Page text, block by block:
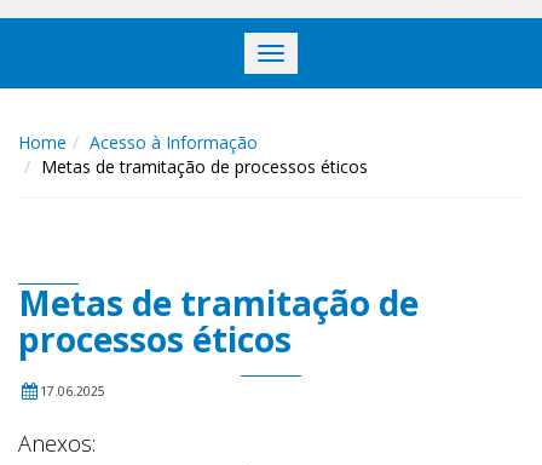
Toggle
navigation
Home
Acesso à Informação
Metas de tramitação de processos éticos
Metas de tramitação de
processos éticos
17.06.2025
Anexos: